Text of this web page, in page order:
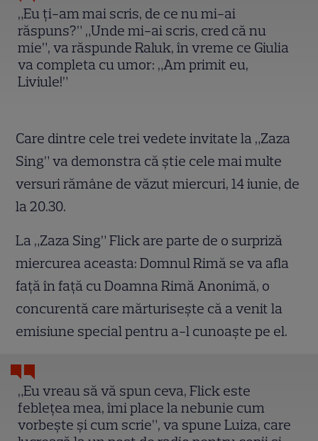
„Eu ți-am mai scris, de ce nu mi-ai
răspuns?” „Unde mi-ai scris, cred că nu
mie”, va răspunde Raluk, în vreme ce Giulia
va completa cu umor: „Am primit eu,
Liviule!”
Care dintre cele trei vedete invitate la „Zaza
Sing” va demonstra că știe cele mai multe
versuri rămâne de văzut miercuri, 14 iunie, de
la 20.30.
La „Zaza Sing” Flick are parte de o surpriză
miercurea aceasta: Domnul Rimă se va afla
față în față cu Doamna Rimă Anonimă, o
concurentă care mărturisește că a venit la
emisiune special pentru a-l cunoaște pe el.
„Eu vreau să vă spun ceva, Flick este
feblețea mea, îmi place la nebunie cum
vorbește și cum scrie”, va spune Luiza, care